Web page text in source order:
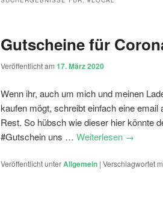
Gutscheine für
Veröffentlicht am 17. März 2020
Wenn ihr, auch um mich und meinen
kaufen mögt, schreibt einfach eine
Rest. So hübsch wie dieser hier könnte
#Gutschein uns … Weiterlesen →
Veröffentlicht unterAllgemein | Verschlagwortet